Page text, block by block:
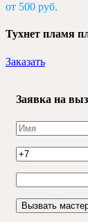
от 500 руб.
Тухнет пламя
Заказать
Заявка на